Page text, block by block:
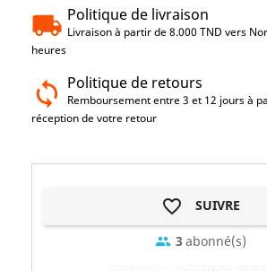
Politique de livraison
Livraison à partir de 8.000 TND vers
heures
Politique de retours
Remboursement entre 3 et 12 jours à
réception de votre retour
favorite_border SUIVRE
group 3 abonné(s)